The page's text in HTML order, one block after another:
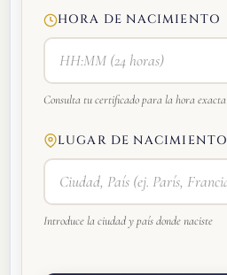
HORA DE NACIMIENTO
Consulta tu certificado para la hora exacta
LUGAR DE NACIMIENTO
Introduce la ciudad y país donde naciste